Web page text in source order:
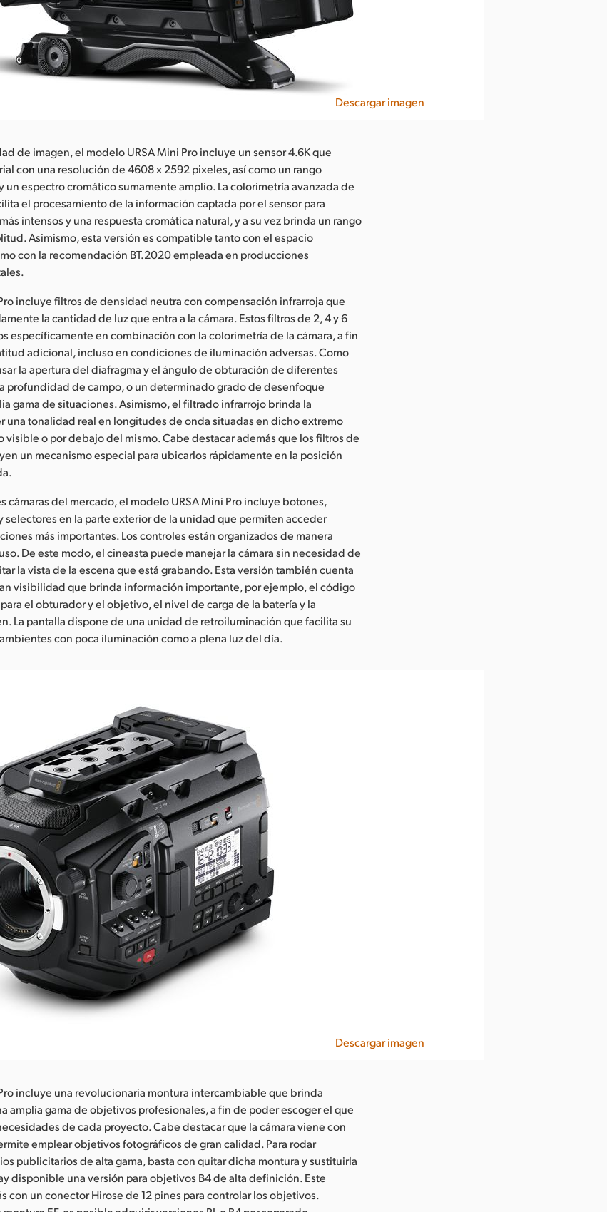
Descargar imagen
de imagen, el modelo URSA Mini Pro incluye un sensor 4.6K que
con una resolución de 4608 x 2592 pixeles, así como un rango
un espectro cromático sumamente amplio. La colorimetría avanzada de
el procesamiento de la información captada por el sensor para
intensos y una respuesta cromática natural, y a su vez brinda un rango
Asimismo, esta versión es compatible tanto con el espacio
con la recomendación BT.2020 empleada en producciones
incluye filtros de densidad neutra con compensación infrarroja que
la cantidad de luz que entra a la cámara. Estos filtros de 2, 4 y 6
específicamente en combinación con la colorimetría de la cámara, a fin
adicional, incluso en condiciones de iluminación adversas. Como
la apertura del diafragma y el ángulo de obturación de diferentes
profundidad de campo, o un determinado grado de desenfoque
gama de situaciones. Asimismo, el filtrado infrarrojo brinda la
tonalidad real en longitudes de onda situadas en dicho extremo
visible o por debajo del mismo. Cabe destacar además que los filtros de
un mecanismo especial para ubicarlos rápidamente en la posición
cámaras del mercado, el modelo URSA Mini Pro incluye botones,
selectores en la parte exterior de la unidad que permiten acceder
más importantes. Los controles están organizados de manera
De este modo, el cineasta puede manejar la cámara sin necesidad de
la vista de la escena que está grabando. Esta versión también cuenta
visibilidad que brinda información importante, por ejemplo, el código
el obturador y el objetivo, el nivel de carga de la batería y la
La pantalla dispone de una unidad de retroiluminación que facilita su
con poca iluminación como a plena luz del día.
Descargar imagen
incluye una revolucionaria montura intercambiable que brinda
amplia gama de objetivos profesionales, a fin de poder escoger el que
de cada proyecto. Cabe destacar que la cámara viene con
emplear objetivos fotográficos de gran calidad. Para rodar
publicitarios de alta gama, basta con quitar dicha montura y sustituirla
disponible una versión para objetivos B4 de alta definición. Este
con un conector Hirose de 12 pines para controlar los objetivos.